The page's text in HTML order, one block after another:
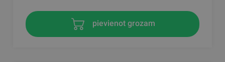
pievienot grozam